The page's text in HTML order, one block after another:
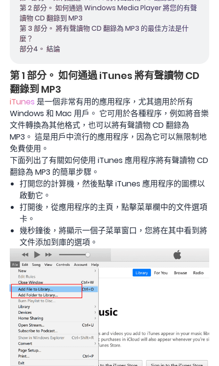
第 2 部分。 如何通過 Windows Media Player 將您的有聲
讀物 CD 翻錄到 MP3
第 3 部分。 將有聲讀物 CD 翻錄為 MP3 的最佳方法是什
麼？
部分4。 結論
第 1 部分。 如何通過 iTunes 將有聲讀物 CD
翻錄到 MP3
iTunes 是一個非常有用的應用程序，尤其適用於所有
Windows 和 Mac 用戶。 它可用於各種程序，例如將音樂
文件轉換為其他格式，也可以將有聲讀物 CD 翻錄為
MP3。 這是用戶中流行的應用程序，因為它可以無限制地
免費使用。
下面列出了有關如何使用 iTunes 應用程序將有聲讀物 CD
翻錄為 MP3 的簡單步驟。
打開您的計算機，然後點擊 iTunes 應用程序的圖標以
啟動它。
打開後，從應用程序的主頁，點擊菜單欄中的文件選項
卡。
幾秒鐘後，將顯示一個子菜單窗口，您將在其中看到將
文件添加到庫的選項。